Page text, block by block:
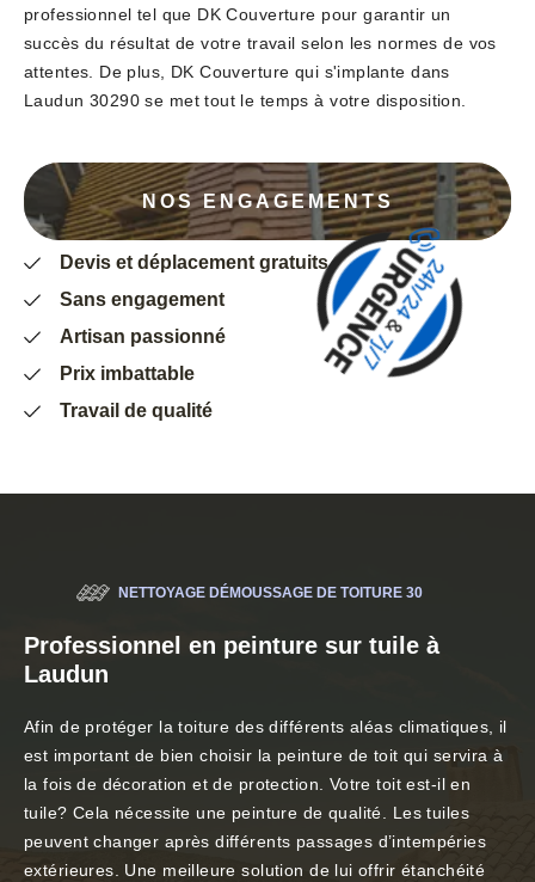
professionnel tel que DK Couverture pour garantir un
succès du résultat de votre travail selon les normes de vos
attentes. De plus, DK Couverture qui s'implante dans
Laudun 30290 se met tout le temps à votre disposition.
NOS ENGAGEMENTS
Devis et déplacement gratuits
Sans engagement
Artisan passionné
Prix imbattable
Travail de qualité
NETTOYAGE DÉMOUSSAGE DE TOITURE 30
Professionnel en peinture sur tuile à
Laudun
Afin de protéger la toiture des différents aléas climatiques, il
est important de bien choisir la peinture de toit qui servira à
la fois de décoration et de protection. Votre toit est-il en
tuile? Cela nécessite une peinture de qualité. Les tuiles
peuvent changer après différents passages d’intempéries
extérieures. Une meilleure solution de lui offrir étanchéité